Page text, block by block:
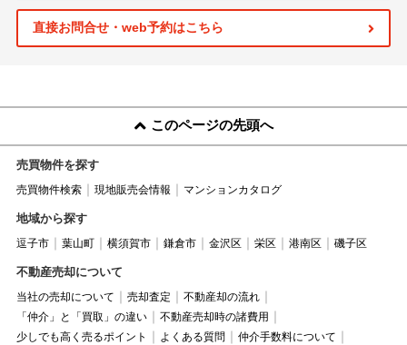
直接お問合せ・web予約はこちら
このページの先頭へ
売買物件を探す
売買物件検索 現地販売会情報 マンションカタログ
地域から探す
逗子市 葉山町 横須賀市 鎌倉市 金沢区 栄区 港南区 磯子区
不動産売却について
当社の売却について 売却査定
不動産却の流れ
「仲介」と「買取」の違い
不動産売却時の諸費用
少しでも高く売るポイント
よくある質問
仲介手数料について